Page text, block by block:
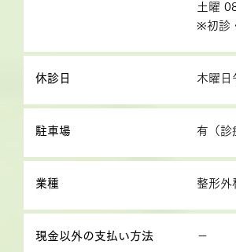
土曜
※初診
休診日 木曜日
駐車場 有（診
業種 整形外
現金以外の支払い方法 －